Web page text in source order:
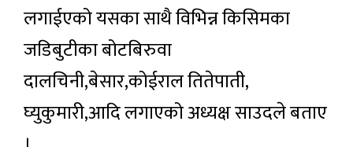
लगाईएको यसका साथै विभिन्न किसिमका
जडिबुटीका बोटबिरुवा
दालचिनी,बेसार,कोईराल तितेपाती,
घ्युकुमारी,आदि लगाएको अध्यक्ष साउदले बताए